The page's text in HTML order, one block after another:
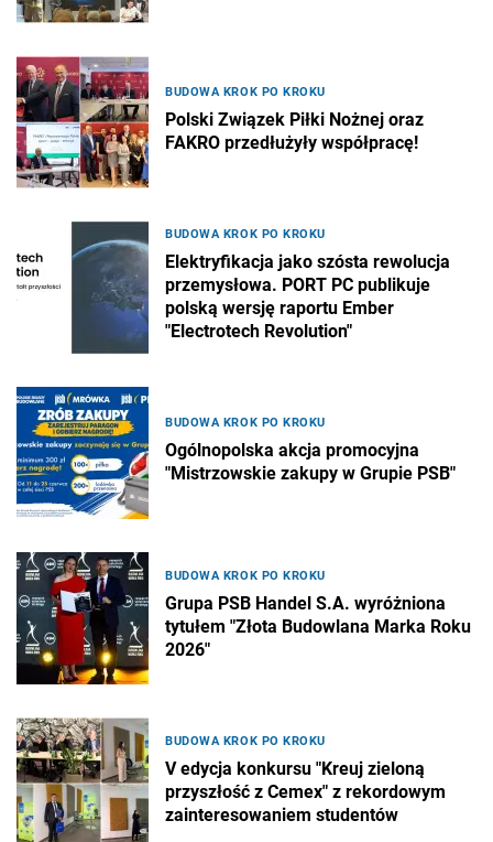
BUDOWA KROK PO KROKU
Polski Związek Piłki Nożnej oraz
FAKRO przedłużyły współpracę!
BUDOWA KROK PO KROKU
Elektryfikacja jako szósta rewolucja
przemysłowa. PORT PC publikuje
polską wersję raportu Ember
"Electrotech Revolution"
BUDOWA KROK PO KROKU
Ogólnopolska akcja promocyjna
"Mistrzowskie zakupy w Grupie PSB"
BUDOWA KROK PO KROKU
Grupa PSB Handel S.A. wyróżniona
tytułem "Złota Budowlana Marka Roku
2026"
BUDOWA KROK PO KROKU
V edycja konkursu "Kreuj zieloną
przyszłość z Cemex" z rekordowym
zainteresowaniem studentów